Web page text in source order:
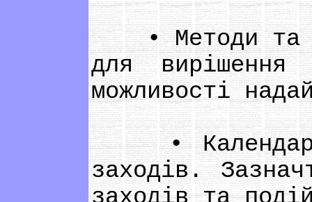
• Методи та
для
можливості
• Календар
заходів.